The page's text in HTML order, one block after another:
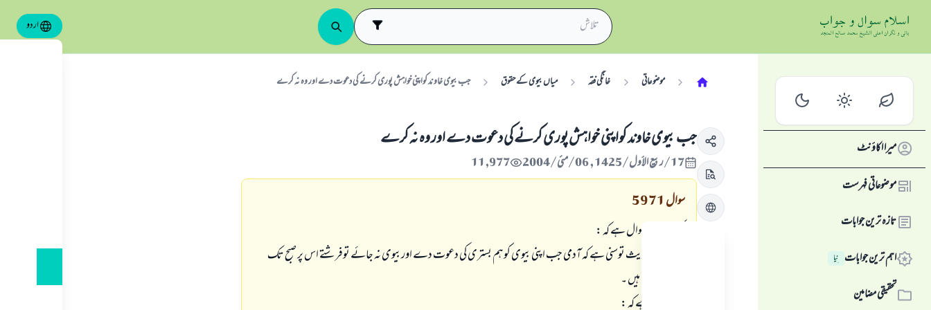
اردو
میرا اکاؤنٹ
موضوعاتی فہرست
تازہ ترین جوابات
اہم ترین جوابات نِیا
تحقیقی مضامین
موضوعاتی خانگی فقہ میاں بیوی کے حقوق جب بیوی خاوند کواپنی خواہش پوری کرنے کی دعوت دے اور وہ نہ کرے
جب بیوی خاوند کواپنی خواہش پوری کرنے کی دعوت دے اور وہ نہ کرے
17/ربيع الأول/1425 , 06/مئی/2004 11,977
سوال5971
کچھ بہنوں کا سوال ہے کہ :
ہم نے یہ حدیث توسنی ہے کہ آدمی جب اپنی بیوی کوہم بستری کی دعوت دے اوربیوی نہ جائے توفرشتے اس پر صبح تک
لعنت کرتے ہيں ۔
توسوال یہ ہے کہ :